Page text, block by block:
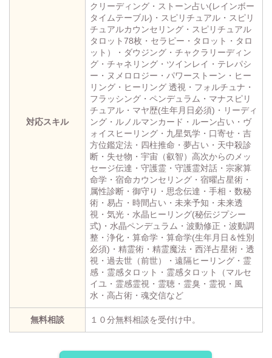
対応スキル
クリーディング・ストーン占い(レインボー
タイムテーブル)・スピリチュアル・スピリ
チュアルカウンセリング・スピリチュアル
タロット78枚・セラピー・タロット・タロ
ット）・ダウジング・チャクラリーディン
グ・チャネリング・ツインレイ・テレパシ
ー・ヌメロロジー・パワーストーン・ヒー
リング・ヒーリング 透視・フォルチュナ・
フラッシング・ペンデュラム・マナスピリ
チュアル・マヤ歴(生年月日必須)・リーディ
ング・ルノルマンカード・ルーン占い・ヴ
ォイスヒーリング・九星気学・口寄せ・吉
方位鑑定法・四柱推命・夢占い・天中殺診
断・失せ物・宇宙（叡智）高次からのメッ
セージ伝達・守護霊・守護霊対話・宗家算
命学・宿命カウンセリング・宿曜占星術・
属性診断・御守り・思念伝達・手相・数秘
術・易占・時間占い・未来予知・未来透
視・気光・水晶ヒーリング(秘伝ジプシー
式)・水晶ペンデュラム・波動修正・波動調
整・浄化・算命学・算命学(生年月日＆性別
必須)・精霊術・精霊魔法・西洋占星術・透
視・過去世（前世）・遠隔ヒーリング・霊
感・霊感タロット・霊感タロット（マルセ
イユ・霊感霊視・霊聴・霊臭・霊視・風
水・高占術・魂交信など
無料相談 １０分無料相談を受付け中。